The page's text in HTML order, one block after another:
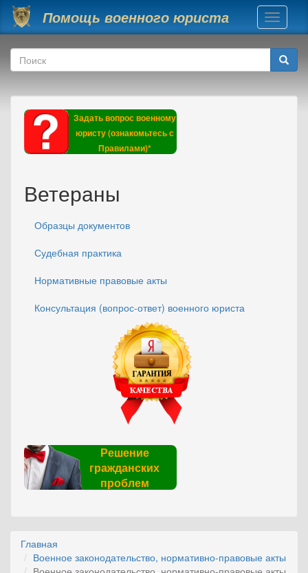
Перейти к основному содержанию
Помощь военного юриста
Toggle
Форма поиска
Поиск
Задать вопрос военному
юристу (ознакомьтесь с
Правилами)*
Ветераны
Образцы документов
Судебная практика
Нормативные правовые акты
Консультация (вопрос-ответ) военного юриста
Решение
гражданских
проблем
Главная
Военное законодательство, нормативно-правовые акты